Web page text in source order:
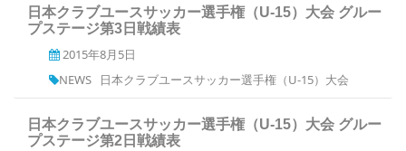
日本クラブユースサッカー選手権（U-15）大会 グルー
プステージ第3日戦績表
2015年8月5日
NEWS
日本クラブユースサッカー選手権（U-15）大会
日本クラブユースサッカー選手権（U-15）大会 グルー
プステージ第2日戦績表